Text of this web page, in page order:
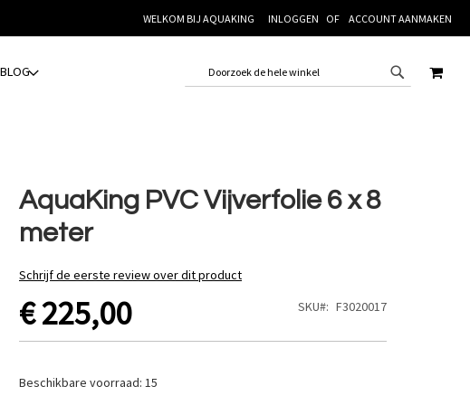
WELKOM BIJ AQUAKING INLOGGEN ACCOUNT AANMAKEN
BLOG
AquaKing PVC Vijverfolie 6 x 8
meter
Schrijf de eerste review over dit product
€ 225,00 SKU F3020017
Beschikbare voorraad: 15